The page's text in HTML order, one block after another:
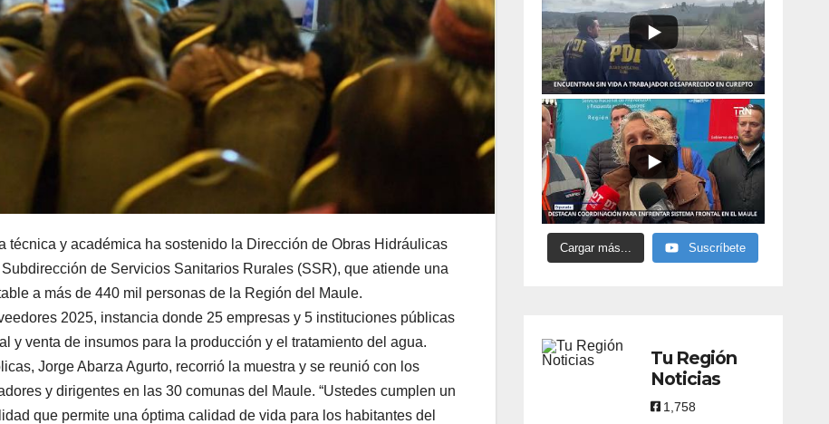
técnica y académica ha sostenido la Dirección de Obras Hidráulicas
de Servicios Sanitarios Rurales (SSR), que atiende una
a más de 440 mil personas de la Región del Maule.
2025, instancia donde 25 empresas y 5 instituciones públicas
y venta de insumos para la producción y el tratamiento del agua.
Jorge Abarza Agurto, recorrió la muestra y se reunió con los
y dirigentes en las 30 comunas del Maule. “Ustedes cumplen un
que permite una óptima calidad de vida para los habitantes del
Cargar más... Suscríbete
Tu Región
Noticias
1,758